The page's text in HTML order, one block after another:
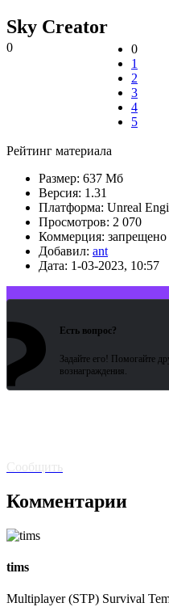
Sky Creator
0
0
1
2
3
4
5
Рейтинг материала
Размер: 637 Мб
Версия: 1.31
Платформа: Unreal
Просмотров: 2 070
Коммерция: запрещено
Добавил: ant
Дата: 1-03-2023, 10:57
Есть вопрос?
Задайте его! Помогайте
вознаграждения.
Сообщить
Комментарии
tims
Multiplayer (STP) Survival